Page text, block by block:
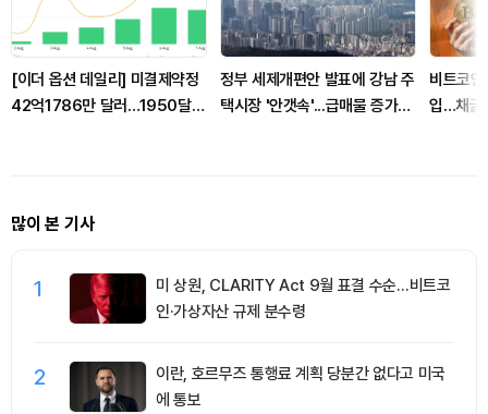
[이더 옵션 데일리] 미결제약정
42억1786만 달러…1950달러
정부 세제개편안 발표에 강남 주
택시장 '안갯속'...급매물 증가와
비트코
입…채굴
많이 본 기사
1
미 상원, CLARITY Act 9월 표결 수순…비트코
인·가상자산 규제 분수령
2
이란, 호르무즈 통행료 계획 당분간 없다고 미국
에 통보